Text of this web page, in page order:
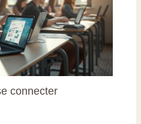
connecter